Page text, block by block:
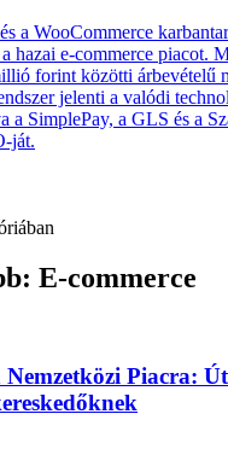
a WooCommerce
hazai e-commerce piacot.
forint közötti árbevételű
jelenti a valódi
a SimplePay, a GLS és a
ját.
E-commerce
Piacra: